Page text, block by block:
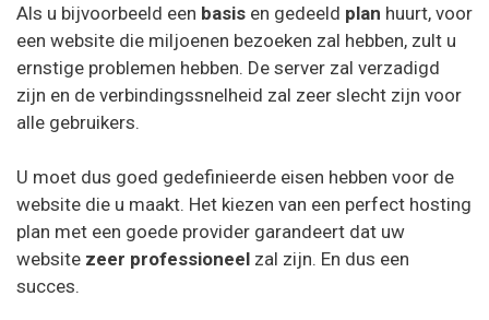
Shockbyte
Bisect
GGServers
Als u bijvoorbeeld een basis en gedeeld plan huurt, voor
een website die miljoenen bezoeken zal hebben, zult u
ernstige problemen hebben. De server zal verzadigd
zijn en de verbindingssnelheid zal zeer slecht zijn voor
alle gebruikers.
U moet dus goed gedefinieerde eisen hebben voor de
website die u maakt. Het kiezen van een perfect hosting
plan met een goede provider garandeert dat uw
website zeer professioneel zal zijn. En dus een
succes.